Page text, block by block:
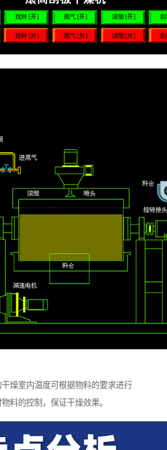
燥室内温度可根据物料的要求进行
料的控制，保证干燥效果。